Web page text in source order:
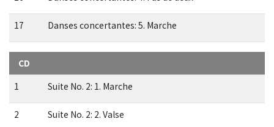
17 Danses concertantes: 5. Marche
CD
1
Suite No. 2: 1. Marche
2 Suite No. 2: 2. Valse